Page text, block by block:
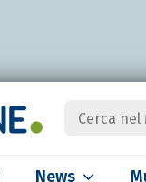
News